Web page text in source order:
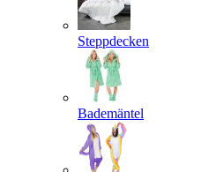
Steppdecken
Bademäntel